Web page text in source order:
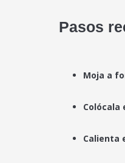
Pasos
Moja a
Colócala
Calienta